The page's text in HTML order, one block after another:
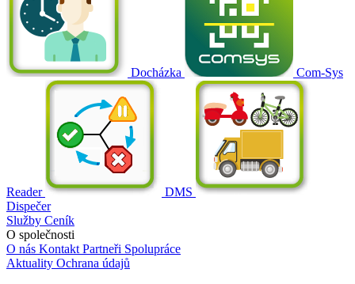
Docházka Com-Sys
Reader
DMS
Dispečer
Služby Ceník
O společnosti
O nás Kontakt Partneři Spolupráce
Aktuality Ochrana údajů